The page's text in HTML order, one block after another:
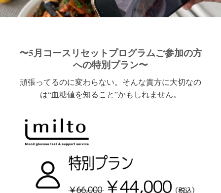
〜5月コースリセットプログラムご参加の方
への特別プラン〜
頑張ってるのに変わらない。そんな貴方に大切なの
は“血糖値を知ること”かもしれません。